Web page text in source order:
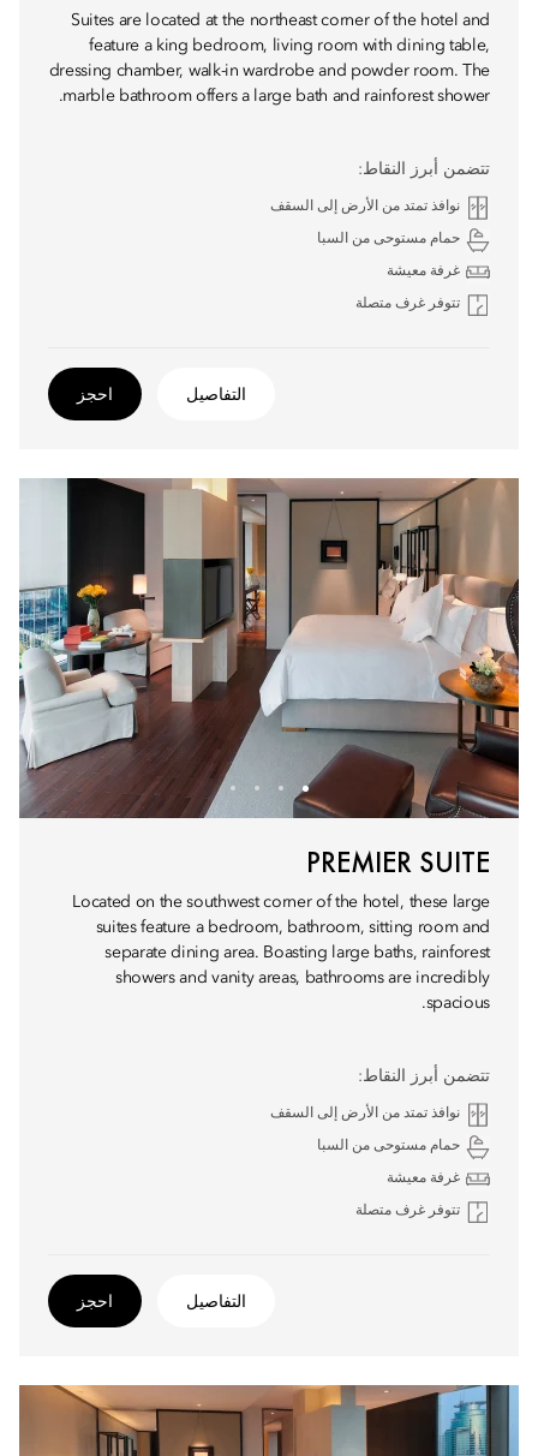
Suites are located at the northeast corner of the hotel and
feature a king bedroom, living room with dining table,
dressing chamber, walk-in wardrobe and powder room. The
marble bathroom offers a large bath and rainforest shower.
تتضمن أبرز النقاط:
نوافذ تمتد من الأرض إلى السقف
حمام مستوحى من السبا
غرفة معيشة
تتوفر غرف متصلة
التفاصيل احجز
PREMIER SUITE
Located on the southwest corner of the hotel, these large
suites feature a bedroom, bathroom, sitting room and
separate dining area. Boasting large baths, rainforest
showers and vanity areas, bathrooms are incredibly
spacious.
تتضمن أبرز النقاط:
نوافذ تمتد من الأرض إلى السقف
حمام مستوحى من السبا
غرفة معيشة
تتوفر غرف متصلة
التفاصيل احجز